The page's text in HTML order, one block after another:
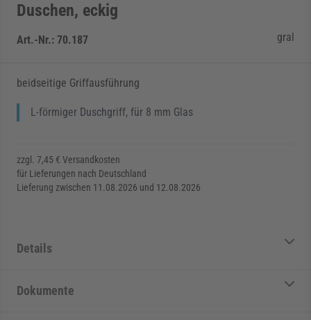
Duschen, eckig
Art.-Nr.: 70.187 gral
beidseitige Griffausführung
L-förmiger Duschgriff, für 8 mm Glas
zzgl. 7,45 € Versandkosten
für Lieferungen nach Deutschland
Lieferung zwischen 11.08.2026 und 12.08.2026
Details
Dokumente